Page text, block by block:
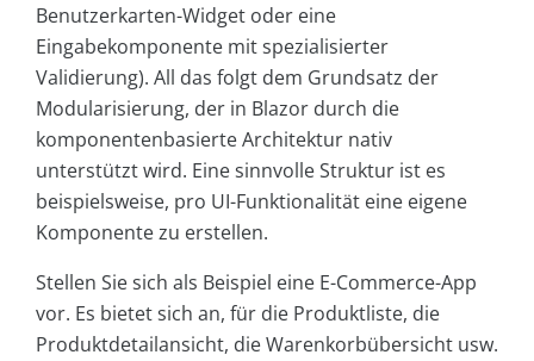
Benutzerkarten-Widget oder eine
Eingabekomponente mit spezialisierter
Validierung). All das folgt dem Grundsatz der
Modularisierung, der in Blazor durch die
komponentenbasierte Architektur nativ
unterstützt wird. Eine sinnvolle Struktur ist es
beispielsweise, pro UI-Funktionalität eine eigene
Komponente zu erstellen.
Stellen Sie sich als Beispiel eine E-Commerce-App
vor. Es bietet sich an, für die Produktliste, die
Produktdetailansicht, die Warenkorbübersicht usw.